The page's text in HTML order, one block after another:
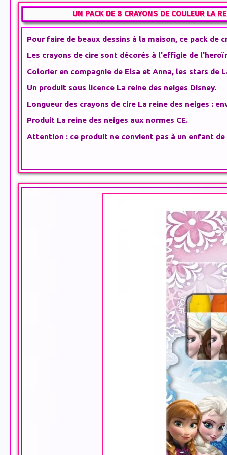
UN PACK DE 8 CRAYONS DE COULEUR LA
Pour faire de beaux dessins à la maison, ce pack de
Les crayons de cire sont décorés à l'effigie de
Colorier en compagnie de Elsa et Anna, les stars de
Un produit sous licence La reine des neiges Disney.
Longueur des crayons de cire La reine des neiges :
Produit La reine des neiges aux normes CE.
Attention : ce produit ne convient pas à un enfant de